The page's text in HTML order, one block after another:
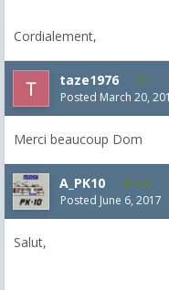
Cordialement,
taze1976 1
Posted March 20,
Merci beaucoup Dom
A_PK10 509
Posted June 6, 2017
Salut,